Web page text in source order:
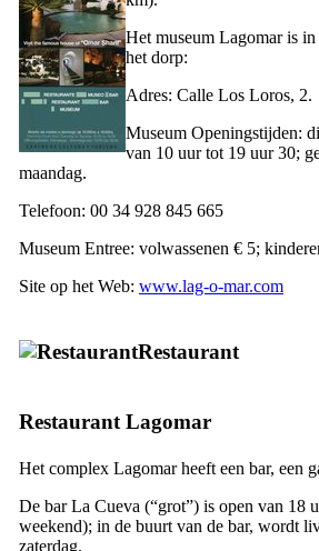
Het museum Lagomaris in
het dorp:
Adres: Calle Los Loros, 2.
Museum Openingstijden:
van 10 uur tot 19 uur 30;
maandag.
Telefoon: 00 34 928 845 665
Museum Entree: volwassenen € 5;
Site op het Web: www.lag-o-mar.com
Restaurant
Restaurant Lagomar
Het complex Lagomarheeft een bar, een
De barLa Cueva (“grot”) is open van 18
weekend); in de buurt van de bar, wordt
zaterdag.